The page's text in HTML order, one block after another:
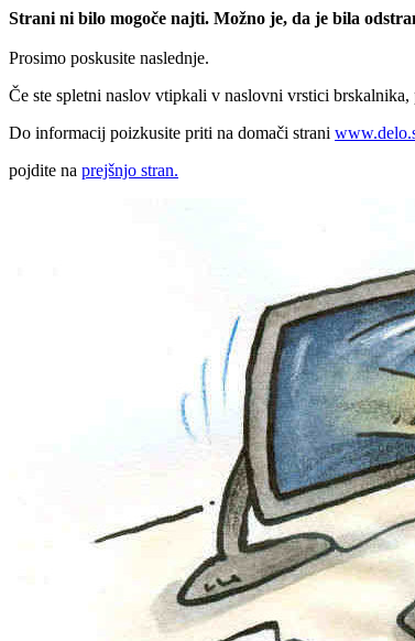
Strani ni bilo mogoče najti. Možno je, da je bila
Prosimo poskusite naslednje.
Če ste spletni naslov vtipkali v naslovni vrstici brskalnika,
Do informacij poizkusite priti na domači strani
pojdite na prejšnjo stran.